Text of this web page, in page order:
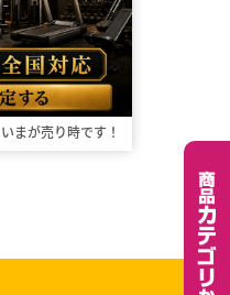
いまが売り時です！